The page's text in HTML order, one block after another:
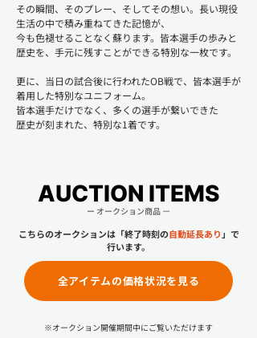
その瞬間、そのプレー、そしてその想い。長い現役
生活の中で積み重ねてきた記憶が、
今も色褪せることなく蘇ります。皆本選手の歩みと
歴史を、手元に残すことができる特別な一枚です。
更に、当日の試合後に行われたOB戦で、皆本選手が
着用した特別なユニフォーム。
皆本選手だけでなく、多くの選手が繋いできた
歴史が刻まれた、特別な1着です。
AUCTION ITEMS
ー オークション商品 ー
こちらのオークションは「終了時刻の自動延長あり 」で
行います。
全アイテムの価格状況を見る
※オークション開催期間中にご覧いただけます